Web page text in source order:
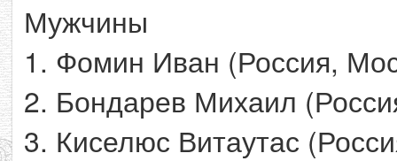
Мужчины
1. Фомин Иван (Россия,
2. Бондарев Михаил
3. Киселюс Витаутас